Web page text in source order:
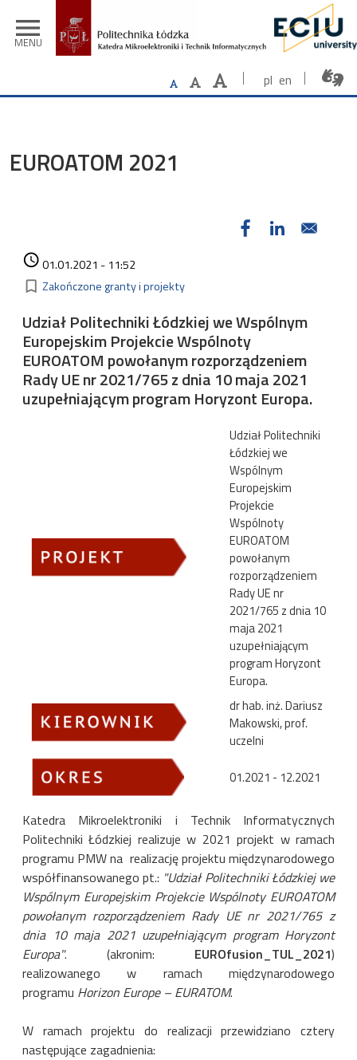
menu
MENU
pl en
EUROATOM 2021
access_time01.01.2021 - 11:52
bookmark_border Kategorie
Zakończone granty i projekty
Udział Politechniki Łódzkiej we Wspólnym
Europejskim Projekcie Wspólnoty
EUROATOM powołanym rozporządzeniem
Rady UE nr 2021/765 z dnia 10 maja 2021
uzupełniającym program Horyzont Europa.
Udział Politechniki
Łódzkiej we
Wspólnym
Europejskim
Projekcie
Wspólnoty
EUROATOM
powołanym
rozporządzeniem
Rady UE nr
2021/765 z dnia 10
maja 2021
uzupełniającym
program Horyzont
Europa.
dr hab. inż. Dariusz
Makowski, prof.
uczelni
01.2021 - 12.2021
Katedra Mikroelektroniki i Technik Informatycznych
Politechniki Łódzkiej realizuje w 2021 projekt w ramach
programu PMW na realizację projektu międzynarodowego
współfinansowanego pt.: "Udział Politechniki Łódzkiej we
Wspólnym Europejskim Projekcie Wspólnoty EUROATOM
powołanym rozporządzeniem Rady UE nr 2021/765 z
dnia 10 maja 2021 uzupełniającym program Horyzont
Europa". (akronim: EUROfusion_TUL_2021)
realizowanego w ramach międzynarodowego
programu Horizon Europe – EURATOM.
W ramach projektu do realizacji przewidziano cztery
następujące zagadnienia: